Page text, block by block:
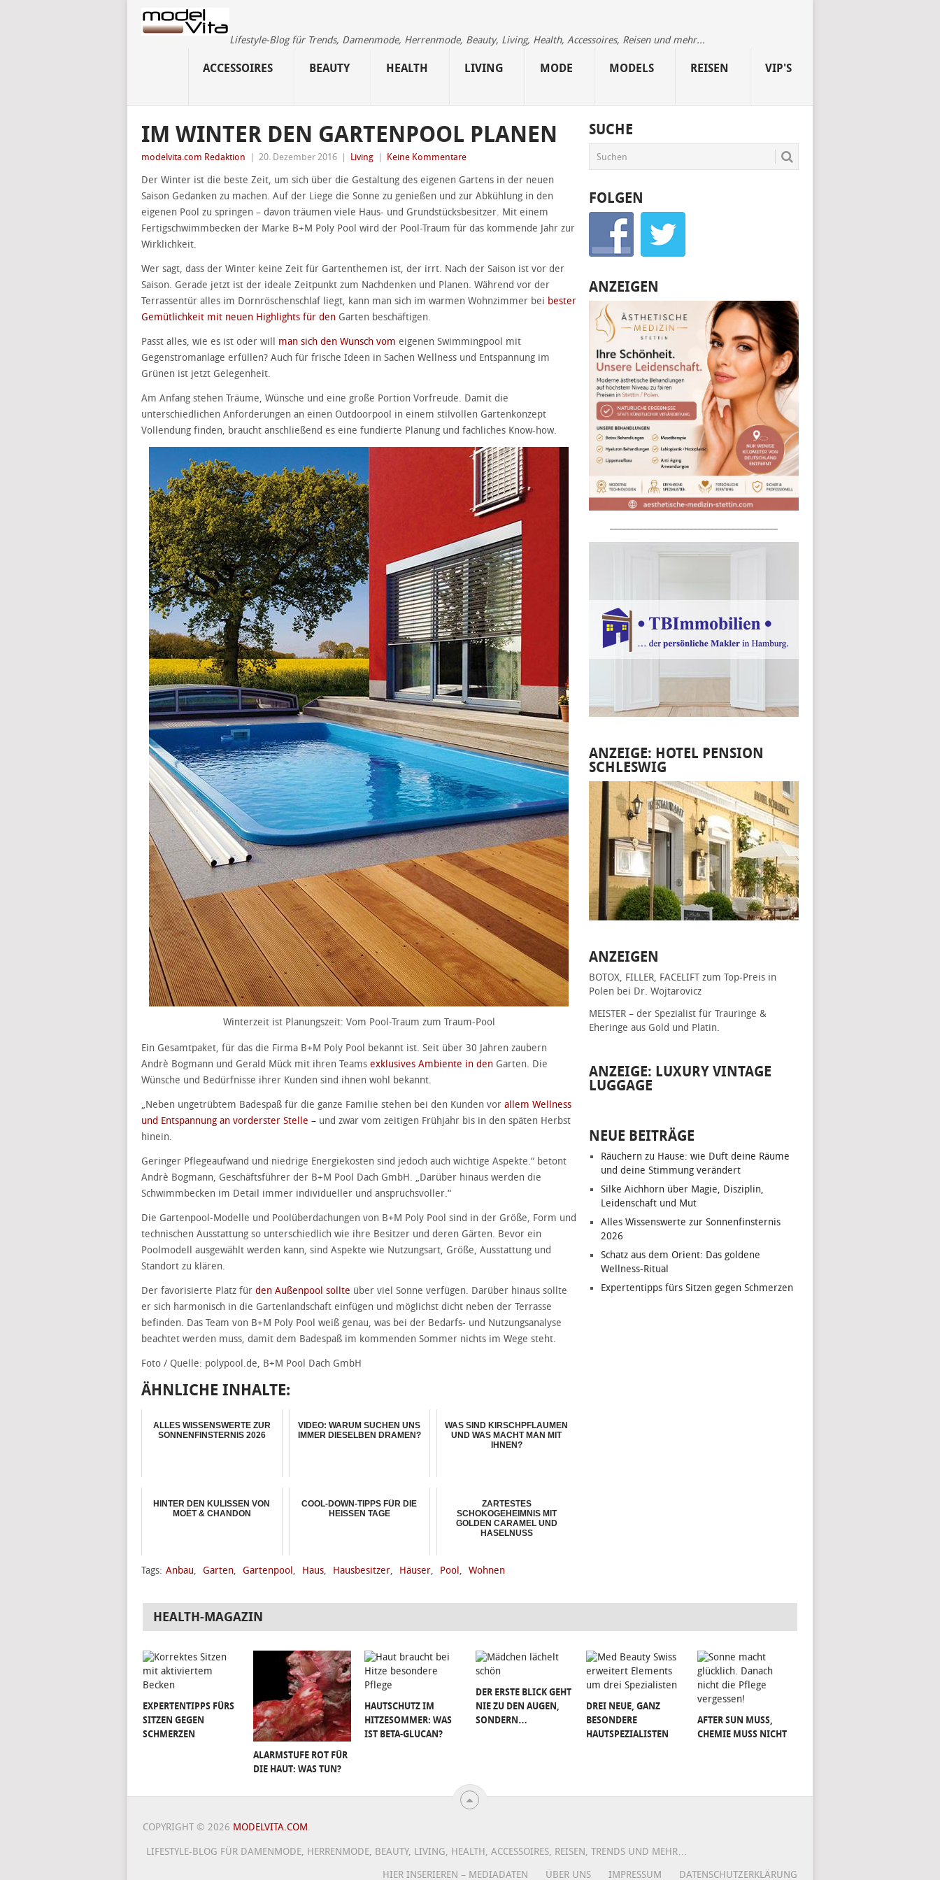
Lifestyle-Blog für Trends, Damenmode, Herrenmode, Beauty, Living, Health, Accessoires, Reisen und mehr...
ACCESSOIRES BEAUTY HEALTH LIVING MODE MODELS REISEN VIP'S
IM WINTER DEN GARTENPOOL PLANEN
modelvita.com Redaktion 20. Dezember 2016 Living Keine Kommentare
Der Winter ist die beste Zeit, um sich über die Gestaltung des eigenen Gartens in der neuen
Saison Gedanken zu machen. Auf der Liege die Sonne zu genießen und zur Abkühlung in den
eigenen Pool zu springen – davon träumen viele Haus- und Grundstücksbesitzer. Mit einem
Fertigschwimmbecken der Marke B+M Poly Pool wird der Pool-Traum für das kommende Jahr zur
Wirklichkeit.
Wer sagt, dass der Winter keine Zeit für Gartenthemen ist, der irrt. Nach der Saison ist vor der
Saison. Gerade jetzt ist der ideale Zeitpunkt zum Nachdenken und Planen. Während vor der
Terrassentür alles im Dornröschenschlaf liegt, kann man sich im warmen Wohnzimmer bei bester
Gemütlichkeit mit neuen Highlights für den Garten beschäftigen.
Passt alles, wie es ist oder will man sich den Wunsch vom eigenen Swimmingpool mit
Gegenstromanlage erfüllen? Auch für frische Ideen in Sachen Wellness und Entspannung im
Grünen ist jetzt Gelegenheit.
Am Anfang stehen Träume, Wünsche und eine große Portion Vorfreude. Damit die
unterschiedlichen Anforderungen an einen Outdoorpool in einem stilvollen Gartenkonzept
Vollendung finden, braucht anschließend es eine fundierte Planung und fachliches Know-how.
Winterzeit ist Planungszeit: Vom Pool-Traum zum Traum-Pool
Ein Gesamtpaket, für das die Firma B+M Poly Pool bekannt ist. Seit über 30 Jahren zaubern
Andrè Bogmann und Gerald Mück mit ihren Teams exklusives Ambiente in den Garten. Die
Wünsche und Bedürfnisse ihrer Kunden sind ihnen wohl bekannt.
„Neben ungetrübtem Badespaß für die ganze Familie stehen bei den Kunden vor allem Wellness
und Entspannung an vorderster Stelle – und zwar vom zeitigen Frühjahr bis in den späten Herbst
hinein.
Geringer Pflegeaufwand und niedrige Energiekosten sind jedoch auch wichtige Aspekte.“ betont
Andrè Bogmann, Geschäftsführer der B+M Pool Dach GmbH. „Darüber hinaus werden die
Schwimmbecken im Detail immer individueller und anspruchsvoller.“
Die Gartenpool-Modelle und Poolüberdachungen von B+M Poly Pool sind in der Größe, Form und
technischen Ausstattung so unterschiedlich wie ihre Besitzer und deren Gärten. Bevor ein
Poolmodell ausgewählt werden kann, sind Aspekte wie Nutzungsart, Größe, Ausstattung und
Standort zu klären.
Der favorisierte Platz für den Außenpool sollte über viel Sonne verfügen. Darüber hinaus sollte
er sich harmonisch in die Gartenlandschaft einfügen und möglichst dicht neben der Terrasse
befinden. Das Team von B+M Poly Pool weiß genau, was bei der Bedarfs- und Nutzungsanalyse
beachtet werden muss, damit dem Badespaß im kommenden Sommer nichts im Wege steht.
Foto / Quelle: polypool.de, B+M Pool Dach GmbH
ÄHNLICHE INHALTE:
ALLES WISSENSWERTE ZUR
SONNENFINSTERNIS 2026
VIDEO: WARUM SUCHEN UNS
IMMER DIESELBEN DRAMEN?
WAS SIND KIRSCHPFLAUMEN
UND WAS MACHT MAN MIT
IHNEN?
HINTER DEN KULISSEN VON
MOËT & CHANDON
COOL-DOWN-TIPPS FÜR DIE
HEISSEN TAGE
ZARTESTES
SCHOKOGEHEIMNIS MIT
GOLDEN CARAMEL UND
HASELNUSS
Tags: Anbau, Garten, Gartenpool, Haus, Hausbesitzer, Häuser, Pool, Wohnen
SUCHE
FOLGEN
ANZEIGEN
ANZEIGE: HOTEL PENSION
SCHLESWIG
ANZEIGEN
BOTOX, FILLER, FACELIFT zum Top-Preis in
Polen bei Dr. Wojtarovicz
MEISTER – der Spezialist für Trauringe &
Eheringe aus Gold und Platin.
ANZEIGE: LUXURY VINTAGE
LUGGAGE
NEUE BEITRÄGE
Räuchern zu Hause: wie Duft deine Räume
und deine Stimmung verändert
Silke Aichhorn über Magie, Disziplin,
Leidenschaft und Mut
Alles Wissenswerte zur Sonnenfinsternis
2026
Schatz aus dem Orient: Das goldene
Wellness-Ritual
Expertentipps fürs Sitzen gegen Schmerzen
HEALTH-MAGAZIN
EXPERTENTIPPS FÜRS
SITZEN GEGEN
SCHMERZEN
ALARMSTUFE ROT FÜR
DIE HAUT: WAS TUN?
HAUTSCHUTZ IM
HITZESOMMER: WAS
IST BETA-GLUCAN?
DER ERSTE BLICK GEHT
NIE ZU DEN AUGEN,
SONDERN…
DREI NEUE, GANZ
BESONDERE
HAUTSPEZIALISTEN
AFTER SUN MUSS,
CHEMIE MUSS NICHT
COPYRIGHT © 2026 MODELVITA.COM.
LIFESTYLE-BLOG FÜR DAMENMODE, HERRENMODE, BEAUTY, LIVING, HEALTH, ACCESSOIRES, REISEN, TRENDS UND MEHR…
HIER INSERIEREN – MEDIADATEN
ÜBER UNS IMPRESSUM DATENSCHUTZERKLÄRUNG